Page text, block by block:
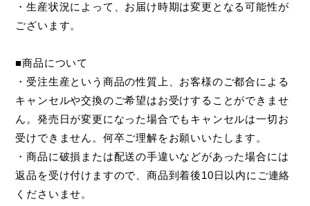
・生産状況によって、お届け時期は変更となる可能性が
ございます。
■商品について
・受注生産という商品の性質上、お客様のご都合による
キャンセルや交換のご希望はお受けすることができませ
ん。発売日が変更になった場合でもキャンセルは一切お
受けできません。何卒ご理解をお願いいたします。
・商品に破損または配送の手違いなどがあった場合には
返品を受け付けますので、商品到着後10日以内にご連絡
くださいませ。